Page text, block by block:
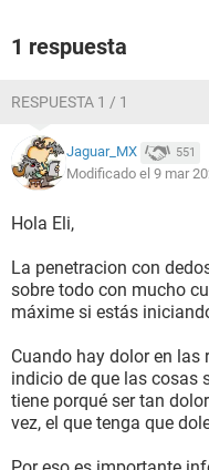
1 respuesta
RESPUESTA 1 / 1
Jaguar_MX 551
Modificado el 9 mar
Hola Eli,
La penetracion con
sobre todo con mucho
máxime si estás
Cuando hay dolor en las
indicio de que las cosas
tiene porqué ser tan
vez, el que tenga que